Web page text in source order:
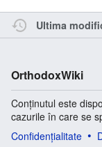
Ultima
OrthodoxWiki
Conținutul este
cazurile în care se
Confidențialitate